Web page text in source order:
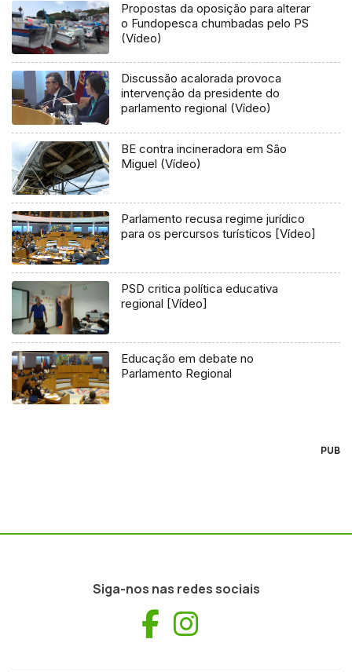
Propostas da oposição para alterar
o Fundopesca chumbadas pelo PS
(Vídeo)
Discussão acalorada provoca
intervenção da presidente do
parlamento regional (Vídeo)
BE contra incineradora em São
Miguel (Vídeo)
Parlamento recusa regime jurídico
para os percursos turísticos [Vídeo]
PSD critica política educativa
regional [Vídeo]
Educação em debate no
Parlamento Regional
PUB
Siga-nos nas redes sociais
Facebook